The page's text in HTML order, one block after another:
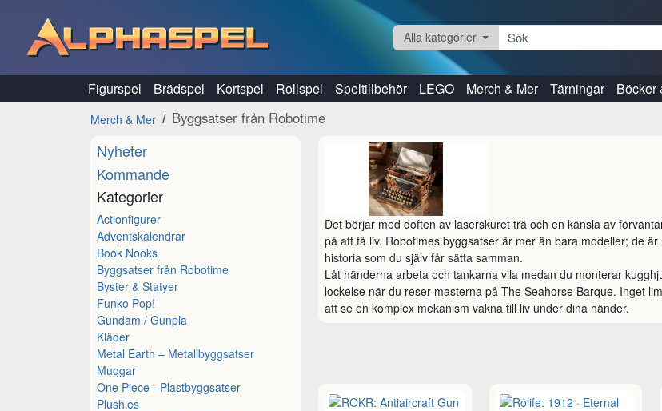
Alla kategorier
Figurspel Brädspel Kortspel Rollspel Speltillbehör LEGO Merch & Mer Tärningar Böcker
Merch & Mer Byggsatser från Robotime
Nyheter
Kommande
Kategorier
Actionfigurer
Adventskalendrar
Book Nooks
Byggsatser från Robotime
Byster & Statyer
Funko Pop!
Gundam / Gunpla
Kläder
Metal Earth – Metallbyggsatser
Muggar
One Piece - Plastbyggsatser
Plushies
Det börjar med doften av laserskuret trä och en känsla av
på att få liv. Robotimes byggsatser är mer än bara modeller; de
historia som du själv får sätta samman.
Låt händerna arbeta och tankarna vila medan du monterar
lockelse när du reser masterna på The Seahorse Barque. Inget
att se en komplex mekanism vakna till liv under dina händer.